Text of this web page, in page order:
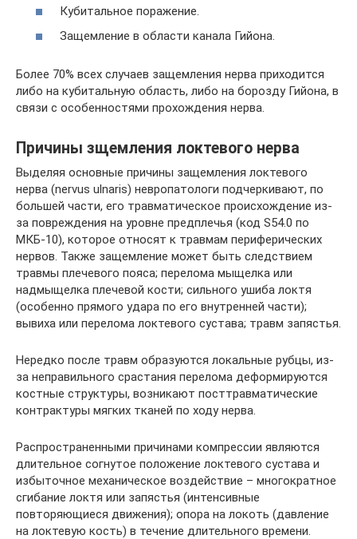
Кубитальное поражение.
Защемление в области канала Гийона.
Более 70% всех случаев защемления нерва приходится
либо на кубитальную область, либо на борозду Гийона, в
связи с особенностями прохождения нерва.
Причины зщемления локтевого нерва
Выделяя основные причины защемления локтевого
нерва (nervus ulnaris) невропатологи подчеркивают, по
большей части, его травматическое происхождение из-
за повреждения на уровне предплечья (код S54.0 по
МКБ-10), которое относят к травмам периферических
нервов. Также защемление может быть следствием
травмы плечевого пояса; перелома мыщелка или
надмыщелка плечевой кости; сильного ушиба локтя
(особенно прямого удара по его внутренней части);
вывиха или перелома локтевого сустава; травм запястья.
Нередко после травм образуются локальные рубцы, из-
за неправильного срастания перелома деформируются
костные структуры, возникают посттравматические
контрактуры мягких тканей по ходу нерва.
Распространенными причинами компрессии являются
длительное согнутое положение локтевого сустава и
избыточное механическое воздействие – многократное
сгибание локтя или запястья (интенсивные
повторяющиеся движения); опора на локоть (давление
на локтевую кость) в течение длительного времени.